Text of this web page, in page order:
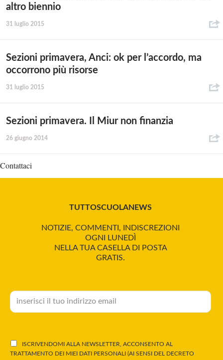
altro biennio
31 luglio 2015
Sezioni primavera, Anci: ok per l’accordo, ma
occorrono più risorse
31 luglio 2015
Sezioni primavera. Il Miur non finanzia
26 giugno 2014
Contattaci
TUTTOSCUOLANEWS
NOTIZIE, COMMENTI, INDISCREZIONI
OGNI LUNEDÌ
NELLA TUA CASELLA DI POSTA
GRATIS.
ISCRIVENDOMI ALLA NEWSLETTER, ACCONSENTO AL
TRATTAMENTO DEI MIEI DATI PERSONALI (AI SENSI DEL DECRETO